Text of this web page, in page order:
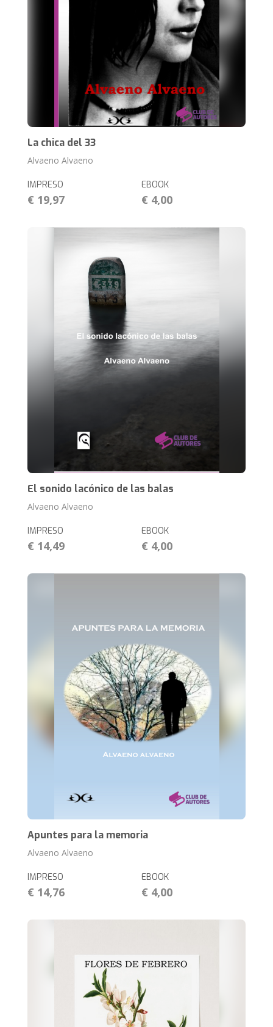
La chica del 33
Alvaeno Alvaeno
IMPRESO
€ 19,97
EBOOK
€ 4,00
El sonido lacónico de las balas
Alvaeno Alvaeno
IMPRESO
€ 14,49
EBOOK
€ 4,00
Apuntes para la memoria
Alvaeno Alvaeno
IMPRESO
€ 14,76
EBOOK
€ 4,00